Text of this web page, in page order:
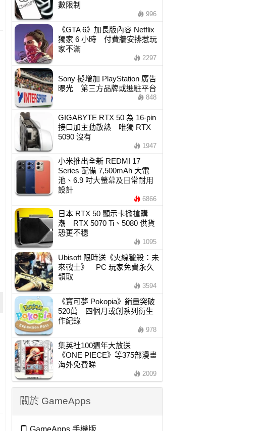
數限制
996
《GTA 6》加長版內容 Netflix
獨家 6 小時 付費牆安排惹玩
家不滿
2297
Sony 擬增加 PlayStation 廣告
曝光 第三方品牌或進駐平台
848
GIGABYTE RTX 50 為 16-pin
接口加主動散熱 唯獨 RTX
5090 沒有
1947
小米推出全新 REDMI 17
Series 配備 7,500mAh 大電
池、6.9 吋大螢幕及日常耐用
設計
6866
日本 RTX 50 顯示卡掀搶購
潮 RTX 5070 Ti、5080 供貨
恐更不穩
1095
Ubisoft 限時送《火線獵殺：未
來戰士》 PC 玩家免費永久
領取
3594
《寶可夢 Pokopia》銷量突破
520萬 四個月或創系列衍生
作紀錄
978
集英社100週年大放送
《ONE PIECE》等375部漫畫
海外免費睇
2009
關於 GameApps
GameApps 手機版